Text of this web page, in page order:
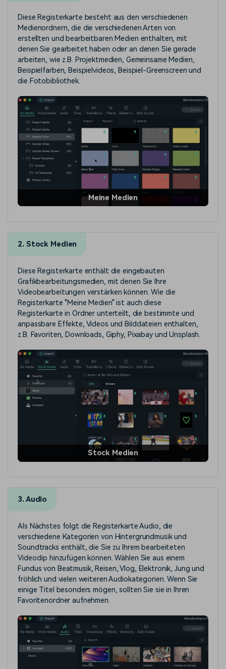
Diese Registerkarte besteht aus den verschiedenen
Medienordnern, die die verschiedenen Arten von
erstellten und bearbeitbaren Medien enthalten, mit
denen Sie gearbeitet haben oder an denen Sie gerade
arbeiten, wie z.B. Projektmedien, Gemeinsame Medien,
Beispielfarben, Beispielvideos, Beispiel-Greenscreen und
die Fotobibliothek.
Meine Medien
2. Stock Medien
Diese Registerkarte enthält die eingebauten
Grafikbearbeitungsmedien, mit denen Sie Ihre
Videobearbeitungen verstärken können. Wie die
Registerkarte "Meine Medien" ist auch diese
Registerkarte in Ordner unterteilt, die bestimmte und
anpassbare Effekte, Videos und Bilddateien enthalten,
z.B. Favoriten, Downloads, Giphy, Pixabay und Unsplash.
Stock Medien
3. Audio
Als Nächstes folgt die Registerkarte Audio, die
verschiedene Kategorien von Hintergrundmusik und
Soundtracks enthält, die Sie zu Ihrem bearbeiteten
Videoclip hinzufügen können. Wählen Sie aus einem
Fundus von Beatmusik, Reisen, Vlog, Elektronik, Jung und
fröhlich und vielen weiteren Audiokategorien. Wenn Sie
einige Titel besonders mögen, sollten Sie sie in Ihren
Favoritenordner aufnehmen.